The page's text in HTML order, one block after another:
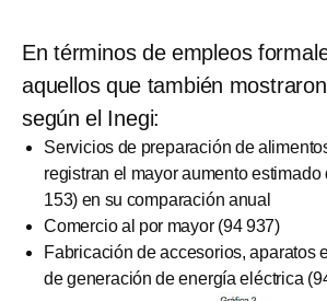
En términos de empleos
aquellos que también
según el Inegi:
Servicios de preparación de
registran el mayor aumento estimado
153) en su comparación anual
Comercio al por mayor (94 937)
Fabricación de accesorios, aparatos
de generación de energía eléctrica